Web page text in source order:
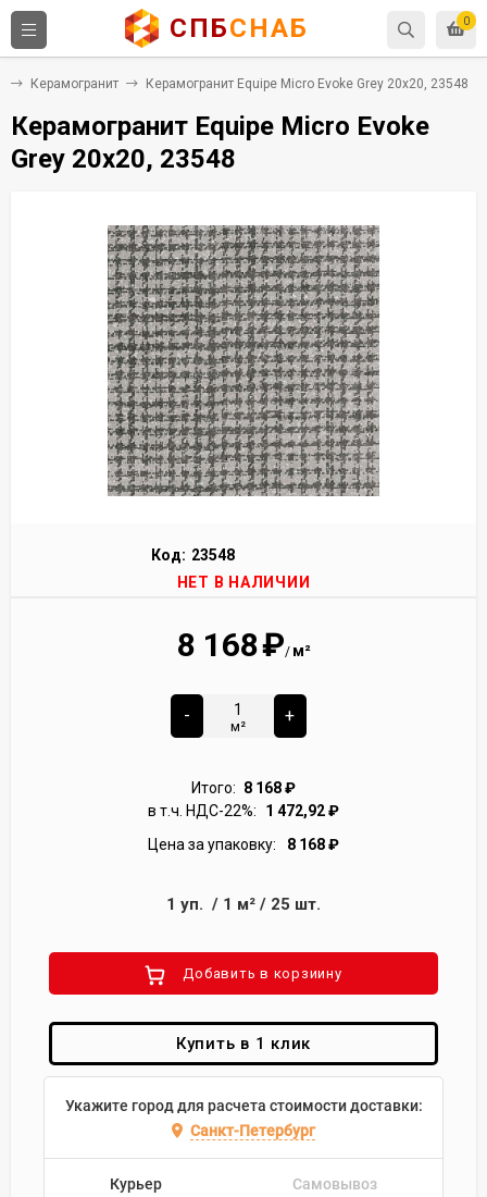
0
СПБСНАБ
Керамогранит Керамогранит Equipe Micro Evoke Grey 20x20, 23548
Керамогранит Equipe Micro Evoke
Grey 20x20, 23548
Код: 23548
НЕТ В НАЛИЧИИ
8 168₽/ м²
-
м²
+
Итого: 8 168₽
в т.ч. НДС-22%:
1 472,92₽
Цена за упаковку:
8 168₽
1 уп. / 1 м² / 25 шт.
Добавить в корзиину
Купить в 1 клик
Укажите город для расчета стоимости доставки:
Санкт-Петербург
Курьер Самовывоз